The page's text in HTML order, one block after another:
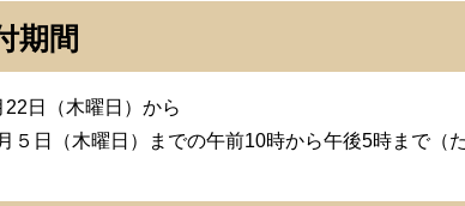
期間
日（木曜日）から
５日（木曜日）までの午前10時から午後5時まで（